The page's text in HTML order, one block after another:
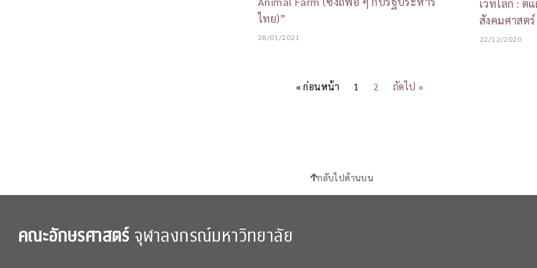
ไทย)”
28/01/2021
เวทีโลก : ตี
สังคมศาสตร์
22/12/2020
« ก่อนหน้า 1 2 ถัดไป »
กลับไปด้านบน
คณะอักษรศาสตร์จุฬาลงกรณ์มหาวิทยาลัย